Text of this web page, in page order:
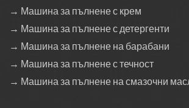
→ Машина за пълнене с крем
→ Машина за пълнене с детергенти
→ Машина за пълнене на барабани
→ Машина за пълнене с течност
→ Машина за пълнене на смазочни